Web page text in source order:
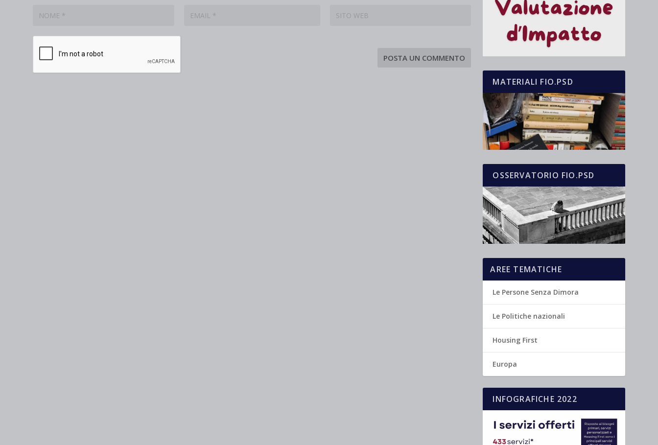
MATERIALI FIO.PSD
OSSERVATORIO FIO.PSD
AREE TEMATICHE
Le Persone Senza Dimora
Le Politiche nazionali
Housing First
Europa
INFOGRAFICHE 2022